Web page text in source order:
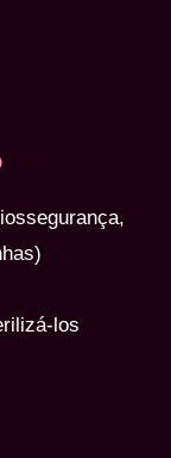
los